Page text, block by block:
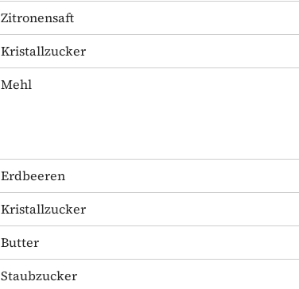
Zitronensaft
Kristallzucker
Mehl
Erdbeeren
Kristallzucker
Butter
Staubzucker